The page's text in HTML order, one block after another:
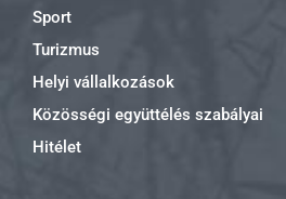
Sport
Turizmus
Helyi vállalkozások
Közösségi együttélés szabályai
Hitélet